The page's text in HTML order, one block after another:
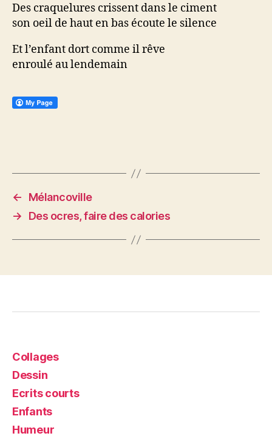
Des craquelures crissent dans le ciment
son oeil de haut en bas écoute le silence
Et l’enfant dort comme il rêve
enroulé au lendemain
←
Mélancoville
→
Des ocres, faire des calories
Collages
Dessin
Ecrits courts
Enfants
Humeur